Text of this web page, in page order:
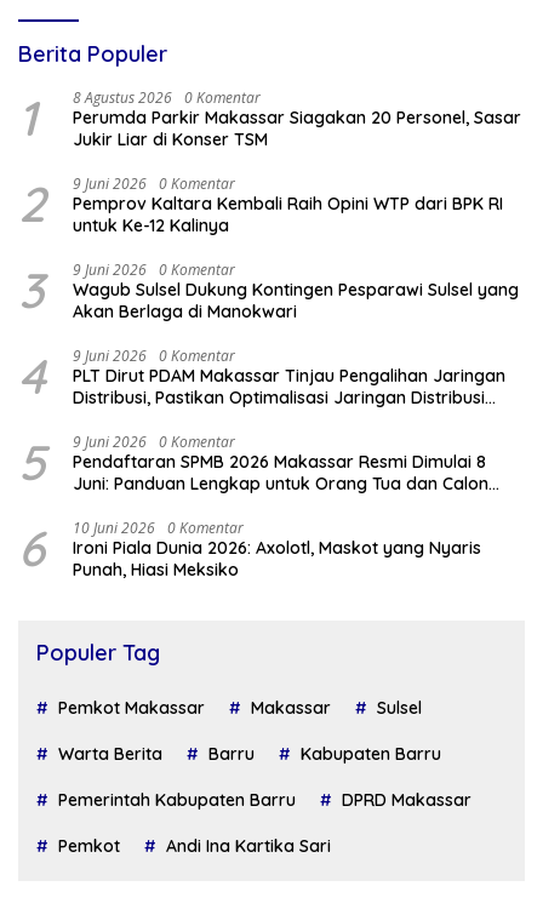
Berita Populer
1 8 Agustus 2026 0 Komentar
Perumda Parkir Makassar Siagakan 20 Personel, Sasar
Jukir Liar di Konser TSM
2 9 Juni 2026 0 Komentar
Pemprov Kaltara Kembali Raih Opini WTP dari BPK RI
untuk Ke-12 Kalinya
3 9 Juni 2026 0 Komentar
Wagub Sulsel Dukung Kontingen Pesparawi Sulsel yang
Akan Berlaga di Manokwari
4 9 Juni 2026 0 Komentar
PLT Dirut PDAM Makassar Tinjau Pengalihan Jaringan
Distribusi, Pastikan Optimalisasi Jaringan Distribusi
5 9 Juni 2026 0 Komentar
Pendaftaran SPMB 2026 Makassar Resmi Dimulai 8
Juni: Panduan Lengkap untuk Orang Tua dan Calon
6 10 Juni 2026 0 Komentar
Ironi Piala Dunia 2026: Axolotl, Maskot yang Nyaris
Punah, Hiasi Meksiko
Populer Tag
Pemkot Makassar Makassar Sulsel
Warta Berita Barru Kabupaten Barru
Pemerintah Kabupaten Barru DPRD Makassar
Pemkot Andi Ina Kartika Sari